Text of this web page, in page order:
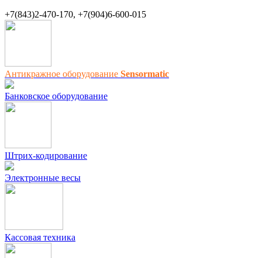
+7(843)2-470-170, +7(904)6-600-015
Антикражное оборудование Sensormatic
Банковское оборудование
Штрих-кодирование
Электронные весы
Кассовая техника